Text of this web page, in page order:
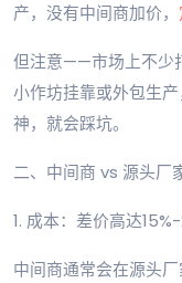
产，没有中间商加价，
但注意——市场上不少
小作坊挂靠或外包生
神，就会踩坑。
二、中间商 vs 源头厂
1. 成本：差价高达
中间商通常会在源头